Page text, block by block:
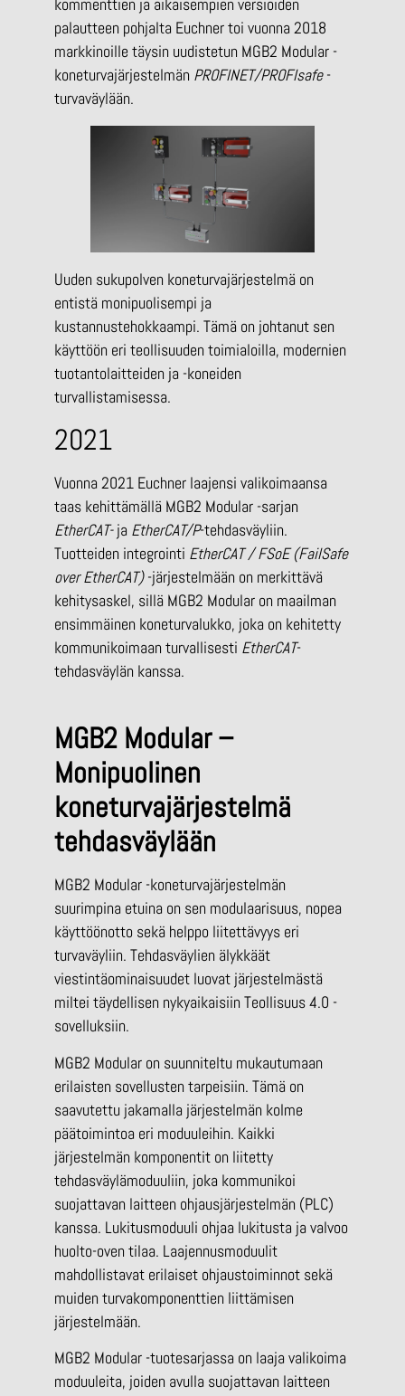
kommenttien ja aikaisempien versioiden
palautteen pohjalta Euchner toi vuonna 2018
markkinoille täysin uudistetun MGB2 Modular -
koneturvajärjestelmän PROFINET/PROFIsafe-
turvaväylään.
Uuden sukupolven koneturvajärjestelmä on
entistä monipuolisempi ja
kustannustehokkaampi. Tämä on johtanut sen
käyttöön eri teollisuuden toimialoilla, modernien
tuotantolaitteiden ja -koneiden
turvallistamisessa.
2021
Vuonna 2021 Euchner laajensi valikoimaansa
taas kehittämällä MGB2 Modular -sarjan
EtherCAT-ja EtherCAT/P-tehdasväyliin.
Tuotteiden integrointi EtherCAT / FSoE (FailSafe
over EtherCAT)-järjestelmään on merkittävä
kehitysaskel, sillä MGB2 Modular on maailman
ensimmäinen koneturvalukko, joka on kehitetty
kommunikoimaan turvallisesti EtherCAT-
tehdasväylän kanssa.
MGB2 Modular –
Monipuolinen
koneturvajärjestelmä
tehdasväylään
MGB2 Modular -koneturvajärjestelmän
suurimpina etuina on sen modulaarisuus, nopea
käyttöönotto sekä helppo liitettävyys eri
turvaväyliin. Tehdasväylien älykkäät
viestintäominaisuudet luovat järjestelmästä
miltei täydellisen nykyaikaisiin Teollisuus 4.0 -
sovelluksiin.
MGB2 Modular on suunniteltu mukautumaan
erilaisten sovellusten tarpeisiin. Tämä on
saavutettu jakamalla järjestelmän kolme
päätoimintoa eri moduuleihin. Kaikki
järjestelmän komponentit on liitetty
tehdasväylämoduuliin, joka kommunikoi
suojattavan laitteen ohjausjärjestelmän (PLC)
kanssa. Lukitusmoduuli ohjaa lukitusta ja valvoo
huolto-oven tilaa. Laajennusmoduulit
mahdollistavat erilaiset ohjaustoiminnot sekä
muiden turvakomponenttien liittämisen
järjestelmään.
MGB2 Modular -tuotesarjassa on laaja valikoima
moduuleita, joiden avulla suojattavan laitteen